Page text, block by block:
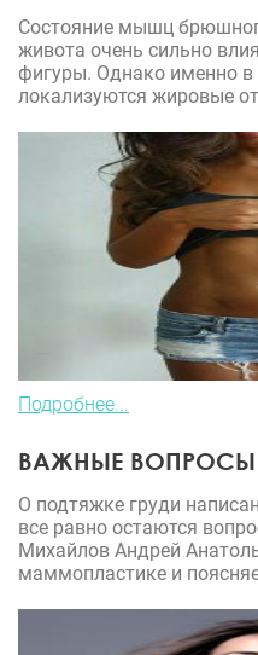
Состояние мышц
живота очень сильно
фигуры. Однако именно в
локализуются жировые
Подробнее...
ВАЖНЫЕ ВОПРОСЫ
О подтяжке груди
все равно остаются
Михайлов Андрей
маммопластике и